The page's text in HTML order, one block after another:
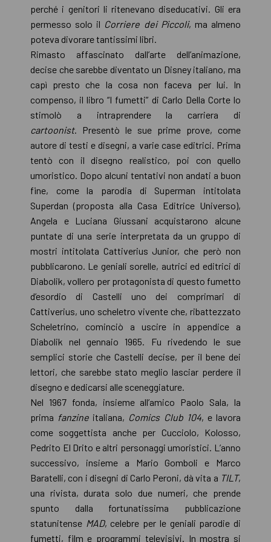
perché i genitori li ritenevano diseducativi. Gli era
permesso solo il Corriere dei Piccoli, ma almeno
poteva divorare tantissimi libri.
Rimasto affascinato dall’arte dell’animazione,
decise che sarebbe diventato un Disney italiano, ma
capì presto che la cosa non faceva per lui. In
compenso, il libro “I fumetti” di Carlo Della Corte lo
stimolò a intraprendere la carriera di
cartoonist. Presentò le sue prime prove, come
autore di testi e disegni, a varie case editrici. Prima
tentò con il disegno realistico, poi con quello
umoristico. Dopo alcuni tentativi non andati a buon
fine, come la parodia di Superman intitolata
Superdan (proposta alla Casa Editrice Universo),
Angela e Luciana Giussani acquistarono alcune
puntate di una serie interpretata da un gruppo di
mostri intitolata Cattiverius Junior, che però non
pubblicarono. Le geniali sorelle, autrici ed editrici di
Diabolik, vollero per protagonista di questo fumetto
d’esordio di Castelli uno dei comprimari di
Cattiverius, uno scheletro vivente che, ribattezzato
Scheletrino, cominciò a uscire in appendice a
Diabolik nel gennaio 1965. Fu rivedendo le sue
semplici storie che Castelli decise, per il bene dei
lettori, che sarebbe stato meglio lasciar perdere il
disegno e dedicarsi alle sceneggiature.
Nel 1967 fonda, insieme all’amico Paolo Sala, la
prima fanzine italiana, Comics Club 104, e lavora
come soggettista anche per Cucciolo, Kolosso,
Pedrito El Drito e altri personaggi umoristici. L’anno
successivo, insieme a Mario Gomboli e Marco
Baratelli, con i disegni di Carlo Peroni, dà vita a TILT,
una rivista, durata solo due numeri, che prende
spunto dalla fortunatissima pubblicazione
statunitense MAD, celebre per le geniali parodie di
fumetti, film e programmi televisivi. In mostra si